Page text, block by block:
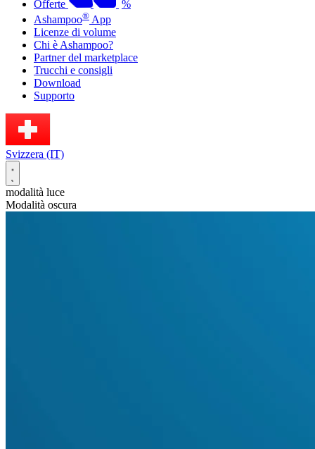
Offerte
%
Ashampoo® App
Licenze di volume
Chi è Ashampoo?
Partner del marketplace
Trucchi e consigli
Download
Supporto
Svizzera (IT)
modalità luce
Modalità oscura